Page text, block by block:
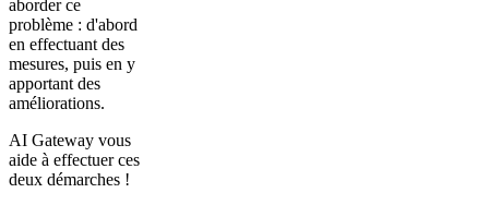
aborder ce
problème : d'abord
en effectuant des
mesures, puis en y
apportant des
améliorations.
AI Gateway vous
aide à effectuer ces
deux démarches !